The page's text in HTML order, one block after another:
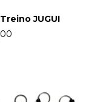
JUGUI